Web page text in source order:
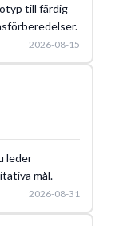
till färdig
2026-08-15
leder
mål.
2026-08-31